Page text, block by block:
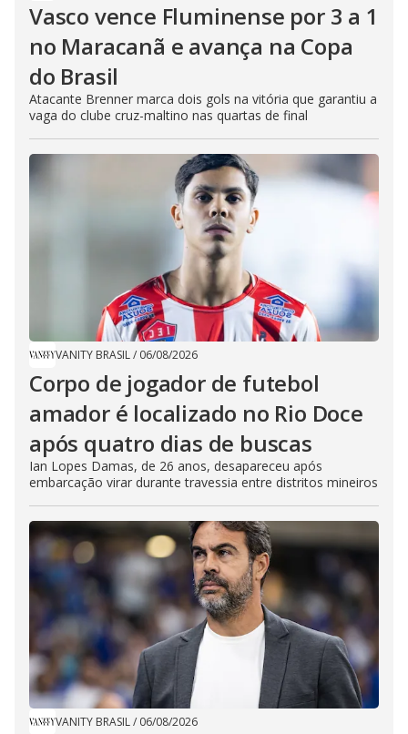
Vasco vence Fluminense por 3 a 1
no Maracanã e avança na Copa
do Brasil
Atacante Brenner marca dois gols na vitória que garantiu a
vaga do clube cruz-maltino nas quartas de final
VANITY BRASIL/ 06/08/2026
Corpo de jogador de futebol
amador é localizado no Rio Doce
após quatro dias de buscas
Ian Lopes Damas, de 26 anos, desapareceu após
embarcação virar durante travessia entre distritos mineiros
VANITY BRASIL/ 06/08/2026